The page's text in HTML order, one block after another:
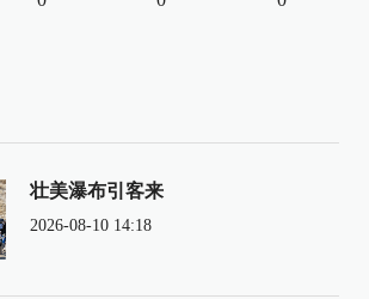
壮美瀑布引客来
2026-08-10 14:18